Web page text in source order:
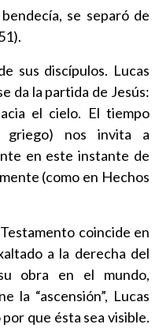
se separó de
sus discípulos. Lucas
da la partida de Jesús:
el cielo. El tiempo
griego) nos invita a
en este instante de
(como en Hechos
coincide en
a la derecha del
obra en el mundo,
la “ascensión”, Lucas
que ésta sea visible.